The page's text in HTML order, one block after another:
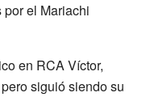
el Mariachi
en RCA Víctor,
siguió siendo su